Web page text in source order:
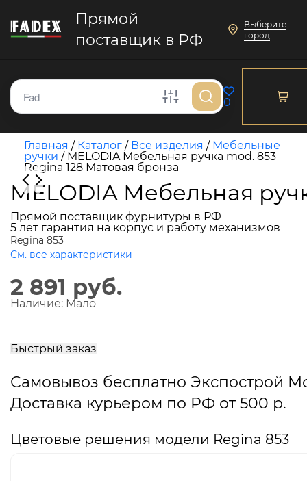
Прямой
поставщик в РФ
Выберите
город
0
Главная / Каталог / Все изделия / Мебельные
ручки / MELODIA Мебельная ручка mod. 853
Regina 128 Матовая бронза
MELODIA Мебельная
Прямой поставщик фурнитуры в РФ
5 лет гарантия на корпус и работу механизмов
Regina 853
См. все характеристики
2 891 руб.
Наличие: Мало
Быстрый заказ
Самовывоз бесплатно Экспострой
Доставка курьером по РФ от 500 р.
Цветовые решения модели Regina 853